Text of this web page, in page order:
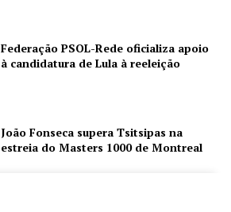
Federação PSOL-Rede oficializa apoio
à candidatura de Lula à reeleição
João Fonseca supera Tsitsipas na
estreia do Masters 1000 de Montreal